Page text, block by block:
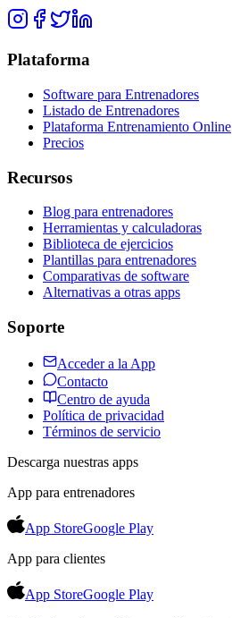
Plataforma
Software para Entrenadores
Listado de Entrenadores
Plataforma Entrenamiento Online
Precios
Recursos
Blog para entrenadores
Herramientas y calculadoras
Biblioteca de ejercicios
Plantillas para entrenadores
Comparativas de software
Alternativas a otras apps
Soporte
Acceder a la App
Contacto
Centro de ayuda
Política de privacidad
Términos de servicio
Descarga nuestras apps
App para entrenadores
App StoreGoogle Play
App para clientes
App StoreGoogle Play